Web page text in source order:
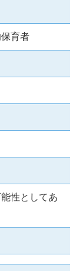
育者
性としてあ